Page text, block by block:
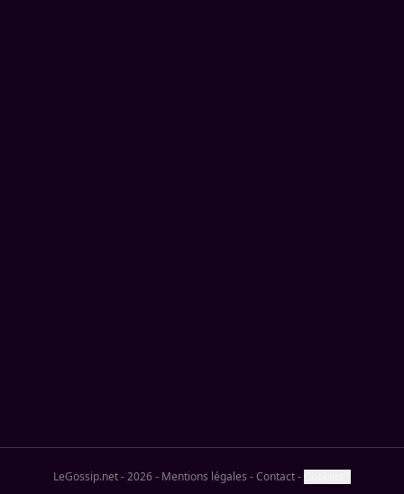
LeGossip.net - 2026- Mentions légales -Contact-